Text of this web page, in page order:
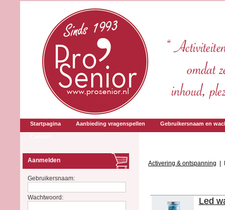
Startpagina Aanbieding vragenspellen Gebruikersnaam en
Aanmelden
Gebruikersnaam:
Wachtwoord:
Activering & ontspanning
Led